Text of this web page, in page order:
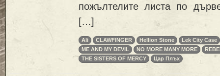
пожълтелите листа по
[…]
Ali CLAWFINGER Hellion Stone
Lek City Case
ME AND MY DEVIL
NO MORE MANY MORE
THE SISTERS OF MERCY
Цар Плъх